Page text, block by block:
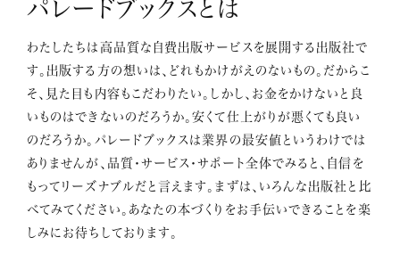
パレードブックスとは
わたしたちは高品質な自費出版サービスを展開する出版社で
す。出版する方の想いは、どれもかけがえのないもの。だからこ
そ、見た目も内容もこだわりたい。しかし、お金をかけないと良
いものはできないのだろうか。安くて仕上がりが悪くても良い
のだろうか。パレードブックスは業界の最安値というわけでは
ありませんが、品質・サービス・サポート全体でみると、自信を
もってリーズナブルだと言えます。まずは、いろんな出版社と比
べてみてください。あなたの本づくりをお手伝いできることを楽
しみにお待ちしております。